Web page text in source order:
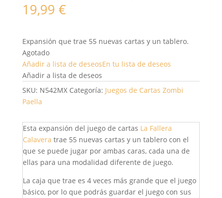
19,99 €
Expansión que trae 55 nuevas cartas y un tablero.
Agotado
Añadir a lista de deseosEn tu lista de deseos
Añadir a lista de deseos
SKU: N542MX Categoría: Juegos de Cartas Zombi
Paella
Esta expansión del juego de cartas La Fallera
Calavera trae 55 nuevas cartas y un tablero con el
que se puede jugar por ambas caras, cada una de
ellas para una modalidad diferente de juego.
La caja que trae es 4 veces más grande que el juego
básico, por lo que podrás guardar el juego con sus